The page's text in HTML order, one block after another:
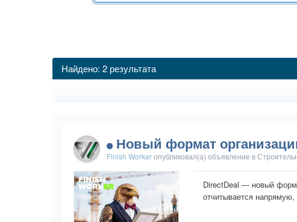
Найдено: 2 результата
Новый формат
Finish Workerопубликовал(а) объявление в
DirectDeal ― новый
отчитывается